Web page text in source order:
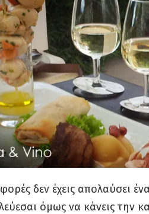
δεν έχεις απολαύσει
όμως να κάνεις την